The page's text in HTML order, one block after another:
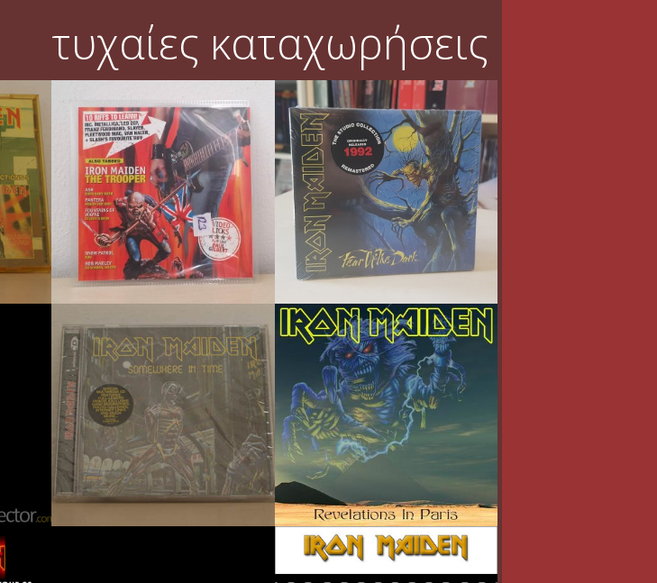
τυχαίες καταχωρήσεις